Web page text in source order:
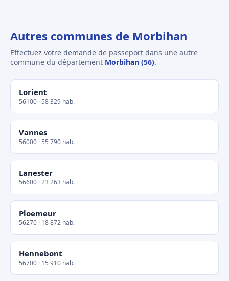
Autres communes de Morbihan
Effectuez votre demande de passeport dans une autre
commune du département Morbihan (56).
Lorient
56100 · 58 329 hab.
Vannes
56000 · 55 790 hab.
Lanester
56600 · 23 263 hab.
Ploemeur
56270 · 18 872 hab.
Hennebont
56700 · 15 910 hab.